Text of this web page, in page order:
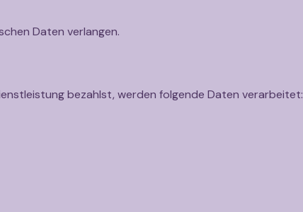
Daten verlangen.
bezahlst, werden folgende Daten verarbeitet: